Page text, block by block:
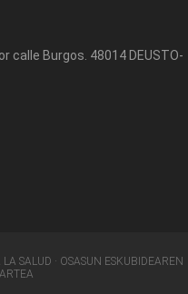
calle Burgos. 48014 DEUSTO-
SALUD · OSASUN ESKUBIDEAREN